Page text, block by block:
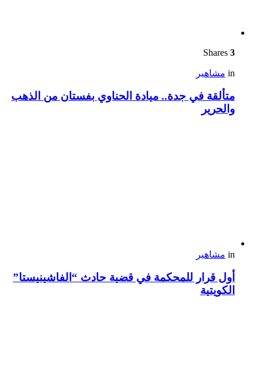
3
in مشاهير
متألقة في جدة.. ميادة الحناوي بفستان من الذهب
والحرير
in مشاهير
أول قرار للمحكمة في قضية حادث “الفاشينيستا”
الكويتية